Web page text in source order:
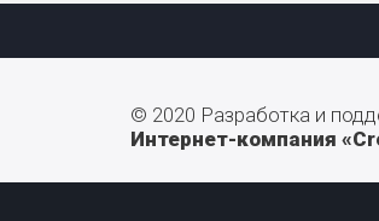
© 2020 Разработка и
Интернет-компания